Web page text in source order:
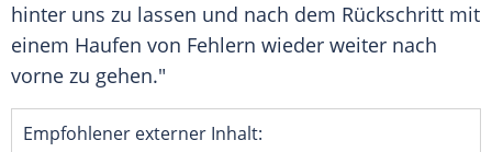
hinter uns zu lassen und nach dem Rückschritt mit
einem Haufen von Fehlern wieder weiter nach
vorne zu gehen."
Empfohlener externer Inhalt: